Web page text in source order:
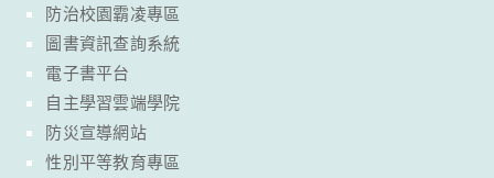
防治校園霸凌專區
圖書資訊查詢系統
電子書平台
自主學習雲端學院
防災宣導網站
性別平等教育專區